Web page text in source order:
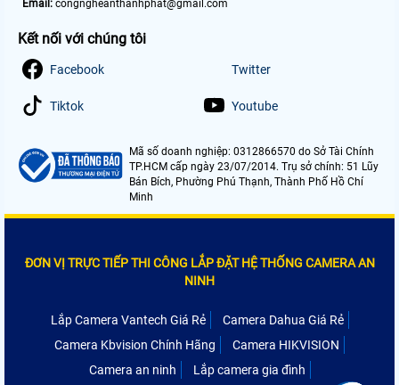
Email: congngheanthanhphat@gmail.com
Kết nối với chúng tôi
Facebook Twitter
Tiktok Youtube
Mã số doanh nghiệp: 0312866570 do Sở Tài Chính
TP.HCM cấp ngày 23/07/2014. Trụ sở chính: 51 Lũy
Bán Bích, Phường Phú Thạnh, Thành Phố Hồ Chí
Minh
ĐƠN VỊ TRỰC TIẾP THI CÔNG LẮP ĐẶT HỆ THỐNG CAMERA AN
NINH
Lắp Camera Vantech Giá Rẻ
Camera Dahua Giá Rẻ
Camera Kbvision Chính Hãng
Camera HIKVISION
Camera an ninh
Lắp camera gia đình